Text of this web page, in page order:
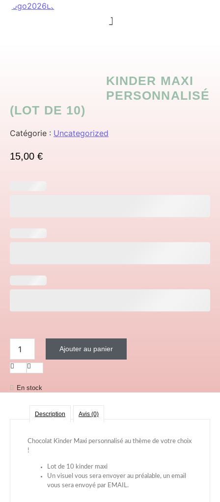
Menu
KINDER MAXI
PERSONNALISÉ
(LOT DE 10)
Catégorie : Uncategorized
15,00 €
quantité de Kinder maxi personnalisé (lot de 10)
Ajouter au panier
En stock
Description Avis (0)
Chocolat Kinder Maxi personnalisé au thème de votre choix
!
Lot de 10 kinder maxi
Un visuel vous sera envoyer au préalable, un email
vous sera envoyé par EMAIL.